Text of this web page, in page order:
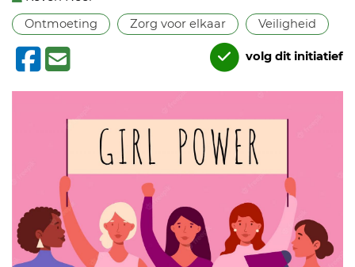
Ontmoeting
Zorg voor elkaar Veiligheid
volg dit initiatief